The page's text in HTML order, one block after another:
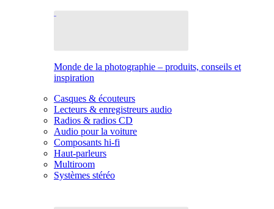
Monde de la photographie – produits, conseils et
inspiration
Casques & écouteurs
Lecteurs & enregistreurs audio
Radios & radios CD
Audio pour la voiture
Composants hi-fi
Haut-parleurs
Multiroom
Systèmes stéréo